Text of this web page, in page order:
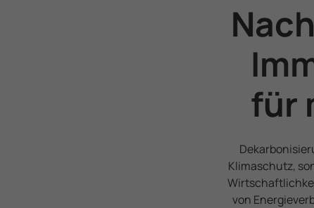
für
Klimaschutz,
von